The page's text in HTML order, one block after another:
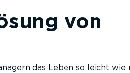
von
das Leben so leicht wie